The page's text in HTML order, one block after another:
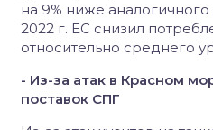
на 9% ниже
2022 г. ЕС снизил
относительно среднего
- Из-за атак в Красном
поставок СПГ